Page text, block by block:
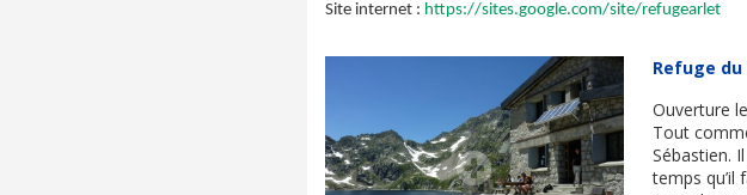
Site internet : https://sites.google.com/site/refugearlet
Refuge
Ouverture
Tout
Sébastien.
temps